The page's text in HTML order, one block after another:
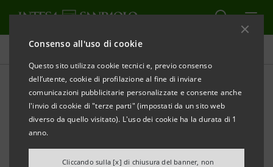
Consenso all'uso di cookie
Questo sito utilizza cookie tecnici e, previo consenso
dell’utente, cookie di profilazione al fine di inviare
comunicazioni pubblicitarie personalizzate e consente anche
l'invio di cookie di "terze parti" (impostati da un sito web
diverso da quello visitato). L'uso dei cookie ha la durata di 1
anno.
Cliccando sulla [x] di chiusura del banner, non
Tutte le news
Da Intesa Sanpaolo e SACE
€5 mln a sostegno della
crescita di Mare Group